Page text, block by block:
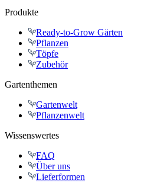
Produkte
Ready-to-Grow Gärten
Pflanzen
Töpfe
Zubehör
Gartenthemen
Gartenwelt
Pflanzenwelt
Wissenswertes
FAQ
Über uns
Lieferformen